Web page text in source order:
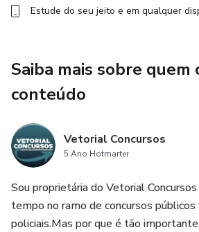
Entre em contato e garanta já o seu
protegido com DRM (Contém os
cada folha do material).
.
Mais informações via Whatsapp:
Estude do seu jeito e em qualquer
Saiba mais sobre quem
conteúdo
Vetorial Concursos
5 Ano Hotmarter
Sou proprietária do Vetorial
tempo no ramo de concursos
policiais.Mas por que é tão